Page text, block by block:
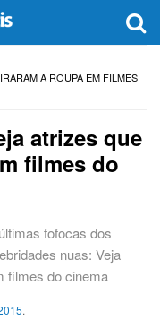
A ROUPA EM FILMES
atrizes que
filmes do
fofocas dos
nuas: Veja
filmes do cinema
.